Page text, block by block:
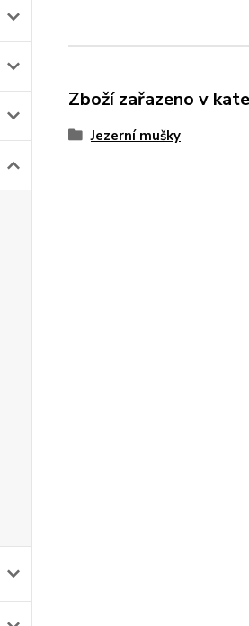
Zboží zařazeno v
Jezerní mušky